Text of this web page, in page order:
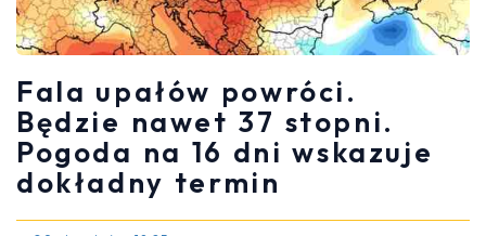
Fala upałów powróci.
Będzie nawet 37 stopni.
Pogoda na 16 dni wskazuje
dokładny termin